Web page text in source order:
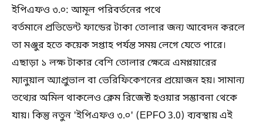
ইপিএফও ৩.০: আমূল পরিবর্তনের পথে
বর্তমানে প্রভিডেন্ট ফান্ডের টাকা তোলার জন্য আবেদন করলে
তা মঞ্জুর হতে কয়েক সপ্তাহ পর্যন্ত সময় লেগে যেতে পারে।
এছাড়া ১ লক্ষ টাকার বেশি তোলার ক্ষেত্রে এমপ্লয়ারের
ম্যানুয়াল অ্যাপ্রুভাল বা ভেরিফিকেশনের প্রয়োজন হয়। সামান্য
তথ্যের অমিল থাকলেও ক্লেম রিজেক্ট হওয়ার সম্ভাবনা থেকে
যায়। কিন্তু নতুন 'ইপিএফও ৩.০' (EPFO 3.0) ব্যবস্থায় এই